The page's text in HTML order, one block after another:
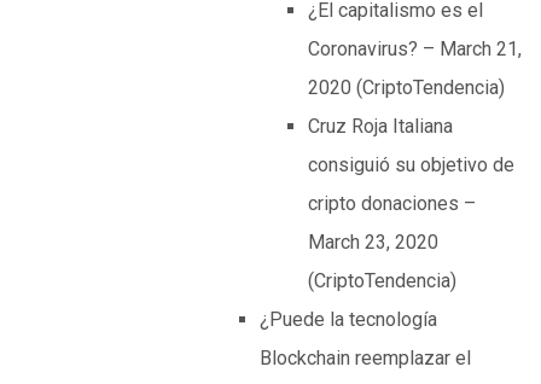
¿El capitalismo es el
Coronavirus? – March 21,
2020 (CriptoTendencia)
Cruz Roja Italiana
consiguió su objetivo de
cripto donaciones –
March 23, 2020
(CriptoTendencia)
¿Puede la tecnología
Blockchain reemplazar el